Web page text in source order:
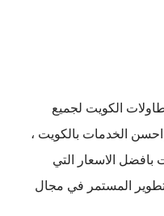
الكويت لجميع
احسن الخدمات بالكويت ،
بافضل الاسعار التي
المستمر في مجال